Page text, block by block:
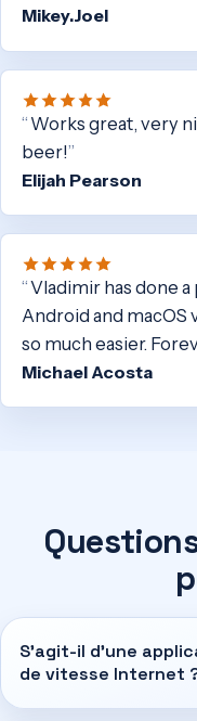
Mikey.Joel
Works great, very
beer!
Elijah Pearson
Vladimir has done
Android and macOS
so much easier.
Michael Acosta
S'agit-il d'une
de vitesse Internet